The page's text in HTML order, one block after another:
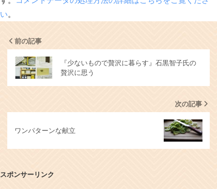
い。
前の記事
『少ないもので贅沢に暮らす』石黒智子氏の
贅沢に思う
次の記事
ワンパターンな献立
スポンサーリンク